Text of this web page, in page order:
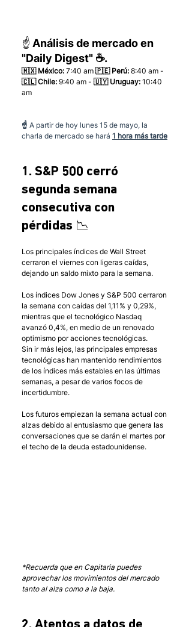
☝️ Análisis de mercado en
"Daily Digest" ☕.
🇲🇽 México: 7:40 am 🇵🇪 Perú: 8:40 am -
🇨🇱 Chile: 9:40 am - 🇺🇾 Uruguay: 10:40
am
☝️ A partir de hoy lunes 15 de mayo, la
charla de mercado se hará 1 hora más tarde
1. S&P 500 cerró
segunda semana
consecutiva con
pérdidas 📉
Los principales índices de Wall Street
cerraron el viernes con ligeras caídas,
dejando un saldo mixto para la semana.
Los índices Dow Jones y S&P 500 cerraron
la semana con caídas del 1,11% y 0,29%,
mientras que el tecnológico Nasdaq
avanzó 0,4%, en medio de un renovado
optimismo por acciones tecnológicas.
Sin ir más lejos, las principales empresas
tecnológicas han mantenido rendimientos
de los índices más estables en las últimas
semanas, a pesar de varios focos de
incertidumbre.
Los futuros empiezan la semana actual con
alzas debido al entusiasmo que genera las
conversaciones que se darán el martes por
el techo de la deuda estadounidense.
*Recuerda que en Capitaria puedes
aprovechar los movimientos del mercado
tanto al alza como a la baja.